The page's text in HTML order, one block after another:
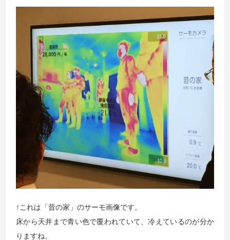
↑これは「昔の家」のサーモ画像です。
床から天井まで青い色で覆われていて、冷えているのが分か
りますね。